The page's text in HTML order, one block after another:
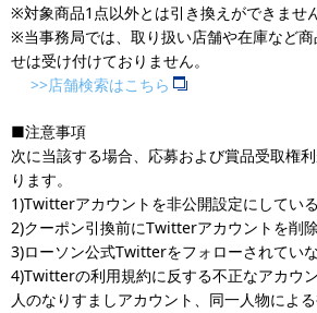
※対象商品1点以外とは引き換えができません
※当事務局では、取り扱い店舗や在庫など
せは受け付けておりません。
>>店舗検索はこちら
■注意事項
次に当該する場合、応募および賞品受取権
ります。
1)Twitterアカウントを非公開設定にしてい
2)クーポン引換前にTwitterアカウントを削
3)ローソン公式Twitterをフォローされてい
4)Twitterの利用規約に反する不正なアカウ
人のなりすましアカウント、同一人物によ